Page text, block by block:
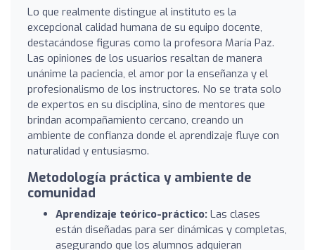
Lo que realmente distingue al instituto es la
excepcional calidad humana de su equipo docente,
destacándose figuras como la profesora María Paz.
Las opiniones de los usuarios resaltan de manera
unánime la paciencia, el amor por la enseñanza y el
profesionalismo de los instructores. No se trata solo
de expertos en su disciplina, sino de mentores que
brindan acompañamiento cercano, creando un
ambiente de confianza donde el aprendizaje fluye con
naturalidad y entusiasmo.
Metodología práctica y ambiente de
comunidad
Aprendizaje teórico-práctico: Las clases
están diseñadas para ser dinámicas y completas,
asegurando que los alumnos adquieran